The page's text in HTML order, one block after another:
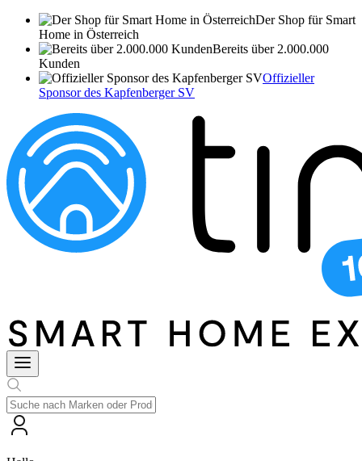
Der Shop für Smart
Home in Österreich
Bereits über 2.000.000
Kunden
Offizieller
Sponsor des Kapfenberger SV